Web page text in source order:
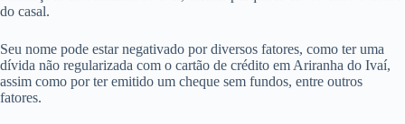
do casal.
Seu nome pode estar negativado por diversos fatores, como ter uma
dívida não regularizada com o cartão de crédito em Ariranha do Ivaí,
assim como por ter emitido um cheque sem fundos, entre outros
fatores.